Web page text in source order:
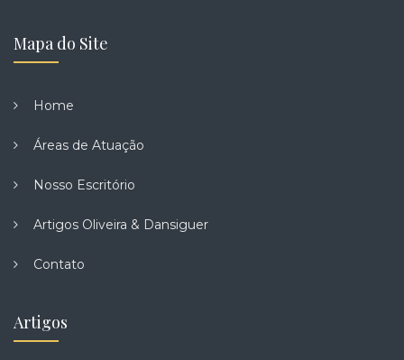
Mapa do Site
Home
Áreas de Atuação
Nosso Escritório
Artigos Oliveira & Dansiguer
Contato
Artigos